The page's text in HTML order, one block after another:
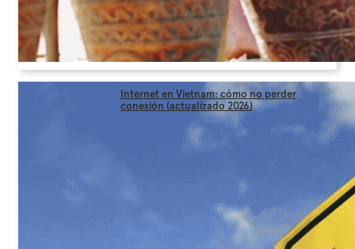
Internet en Vietnam: cómo no perder
conexión (actualizado 2026)